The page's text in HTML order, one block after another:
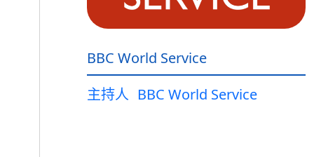
BBC World Service
主持人 BBC World Service